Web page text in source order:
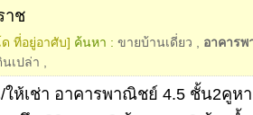
าช
ที่อยู่อาศับ] ค้นหา : ขายบ้านเดี่ยว
อาคาร
เปล่า
ห้เช่า อาคารพาณิชย์ 4.5 ชั้น2คูห